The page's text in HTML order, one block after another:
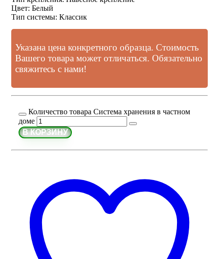
Цвет: Белый
Тип системы: Классик
Указана цена конкретного образца. Стоимость
Вашего товара может отличаться. Обязательно
свяжитесь с нами!
Количество товара Система хранения в частном
доме
В КОРЗИНУ